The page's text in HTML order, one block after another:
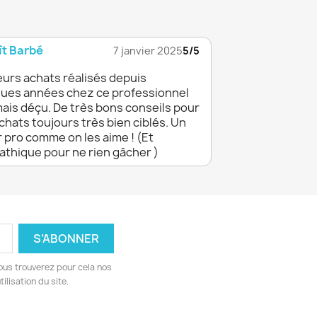
Barbé 7 janvier 20255/5
achats réalisés depuis
années chez ce professionnel
déçu. De très bons conseils pour
toujours très bien ciblés. Un
comme on les aime ! (Et
pour ne rien gâcher )
trouverez pour cela nos
du site.